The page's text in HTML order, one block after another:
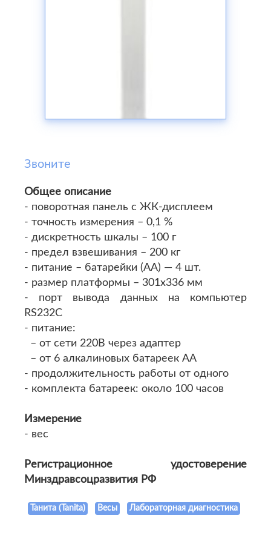
Звоните
Общее описание
- поворотная панель с ЖК-дисплеем
- точность измерения – 0,1 %
- дискретность шкалы – 100 г
- предел взвешивания – 200 кг
- питание – батарейки (АА) — 4 шт.
- размер платформы – 301х336 мм
- порт вывода данных на компьютер
RS232С
- питание:
– от сети 220В через адаптер
– от 6 алкалиновых батареек АА
- продолжительность работы от одного
- комплекта батареек: около 100 часов
Измерение
- вес
Регистрационное удостоверение
Минздравсоцразвития РФ
Танита (Tanita) Весы Лабораторная диагностика